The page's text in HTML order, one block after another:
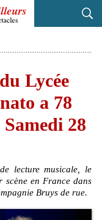
Lycée
a 78
28
lecture musicale, le
en France dans
Bruys de rue.